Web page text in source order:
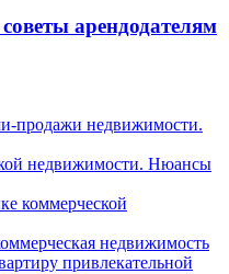
арендодателям
продажи недвижимости.
недвижимости. Нюансы
коммерческой
недвижимость
привлекательной